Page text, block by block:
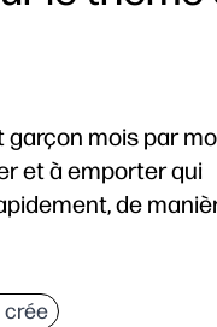
mois par
et à emporter qui
de
chez
crée